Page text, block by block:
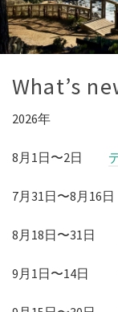
What’s
2026年
8月1日〜2日
7月31日〜8月16
8月18日〜31日
9月1日〜14日
9月15日〜30日